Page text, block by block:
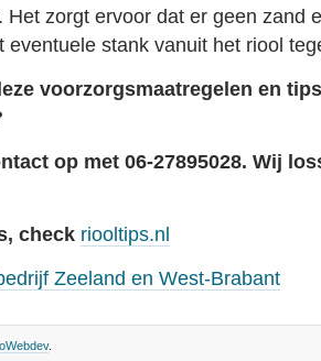
Het zorgt ervoor dat er geen zand
eventuele stank vanuit het riool
voorzorgsmaatregelen en
op met 06-27895028. Wij
check riooltips.nl
Zeeland en West-Brabant
.